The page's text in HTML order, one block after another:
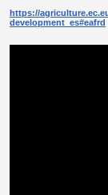
https://
development_es#eafrd